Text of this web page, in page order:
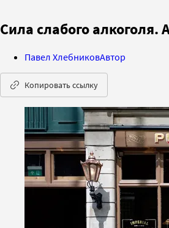
Сила слабого алкоголя.
Павел ХлебниковАвтор
Копировать ссылку